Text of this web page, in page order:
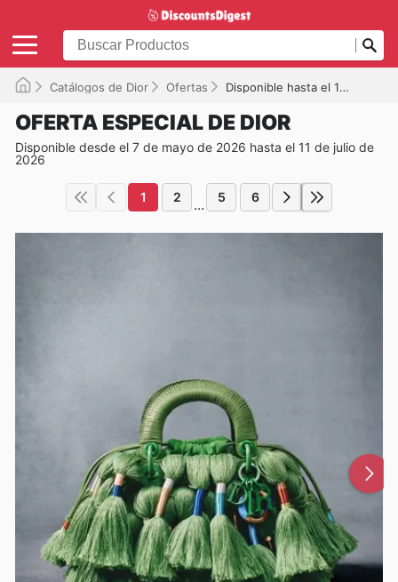
Catálogos de Dior Ofertas Disponible hasta el 11/07/2026
OFERTA ESPECIAL DE DIOR
Disponible desde el 7 de mayo de 2026 hasta el 11 de julio de
2026
1 2 ... 5 6